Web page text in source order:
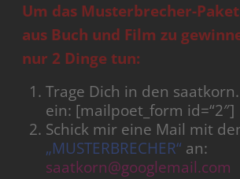
Um das Musterbrecher-
aus Buch und Film zu
nur 2 Dinge tun:
Trage Dich in den
ein: [mailpoet_form id=“2″]
Schick mir eine Mail mit
„MUSTERBRECHER“ an:
saatkorn@googlemail.com